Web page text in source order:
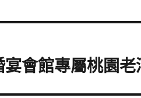
會館專屬桃園